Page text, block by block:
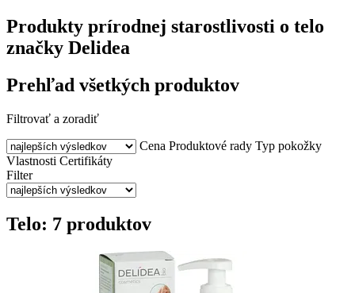
Produkty prírodnej starostlivosti o telo
značky Delidea
Prehľad všetkých produktov
Filtrovať a zoradiť
Cena Produktové rady Typ pokožky
Vlastnosti Certifikáty
Filter
Telo: 7 produktov